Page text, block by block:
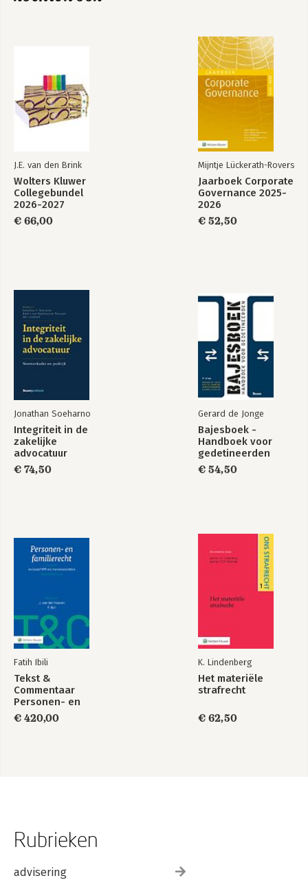
J.E. van den Brink
Wolters Kluwer
Collegebundel
2026-2027
€ 66,00
Mijntje Lückerath-Rovers
Jaarboek Corporate
Governance 2025-
2026
€ 52,50
Jonathan Soeharno
Integriteit in de
zakelijke
advocatuur
€ 74,50
Gerard de Jonge
Bajesboek -
Handboek voor
gedetineerden
€ 54,50
Fatih Ibili
Tekst &
Commentaar
Personen- en
Familierecht
€ 420,00
K. Lindenberg
Het materiële
strafrecht
€ 62,50
Rubrieken
advisering